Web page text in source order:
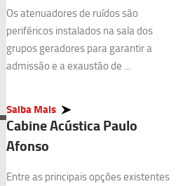
Os atenuadores de ruídos são
periféricos instalados na sala dos
grupos geradores para garantir a
admissão e a exaustão de ...
Saiba Mais
Cabine Acústica Paulo
Afonso
Entre as principais opções existentes